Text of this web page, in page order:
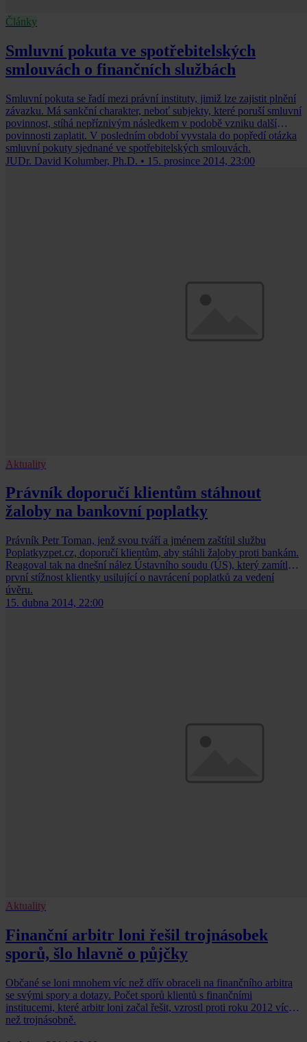
Články
Smluvní pokuta ve spotřebitelských
smlouvách o finančních službách
Smluvní pokuta se řadí mezi právní instituty, jimiž lze zajistit plnění
závazku. Má sankční charakter, neboť subjekty, které poruší smluvní
povinnost, stíhá nepříznivým následkem v podobě vzniku další
povinnosti zaplatit. V posledním období vyvstala do popředí otázka
smluvní pokuty sjednané ve spotřebitelských smlouvách.
JUDr. David Kolumber, Ph.D. • 15. prosince 2014, 23:00
Aktuality
Právník doporučí klientům stáhnout
žaloby na bankovní poplatky
Právník Petr Toman, jenž svou tváří a jménem zaštítil službu
Poplatkyzpet.cz, doporučí klientům, aby stáhli žaloby proti bankám.
Reagoval tak na dnešní nález Ústavního soudu (ÚS), který zamítl
první stížnost klientky usilující o navrácení poplatků za vedení
úvěru.
15. dubna 2014, 22:00
Aktuality
Finanční arbitr loni řešil trojnásobek
sporů, šlo hlavně o půjčky
Občané se loni mnohem víc než dřív obraceli na finančního arbitra
se svými spory a dotazy. Počet sporů klientů s finančními
institucemi, které arbitr loni začal řešit, vzrostl proti roku 2012 víc
než trojnásobně.